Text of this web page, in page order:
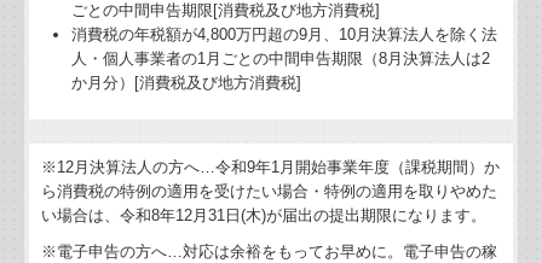
ごとの中間申告期限[消費税及び地方消費税]
消費税の年税額が4,800万円超の9月、10月決算法人を除く法
人・個人事業者の1月ごとの中間申告期限（8月決算法人は2
か月分）[消費税及び地方消費税]
※12月決算法人の方へ…令和9年1月開始事業年度（課税期間）か
ら消費税の特例の適用を受けたい場合・特例の適用を取りやめた
い場合は、令和8年12月31日(木)が届出の提出期限になります。
※電子申告の方へ…対応は余裕をもってお早めに。電子申告の稼